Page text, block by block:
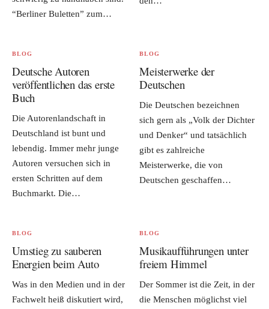
“Berliner Buletten” zum…
BLOG
Deutsche Autoren
veröffentlichen das erste
Buch
Die Autorenlandschaft in
Deutschland ist bunt und
lebendig. Immer mehr junge
Autoren versuchen sich in
ersten Schritten auf dem
Buchmarkt. Die…
BLOG
Meisterwerke der
Deutschen
Die Deutschen bezeichnen
sich gern als „Volk der Dichter
und Denker“ und tatsächlich
gibt es zahlreiche
Meisterwerke, die von
Deutschen geschaffen…
BLOG
Umstieg zu sauberen
Energien beim Auto
Was in den Medien und in der
Fachwelt heiß diskutiert wird,
BLOG
Musikaufführungen unter
freiem Himmel
Der Sommer ist die Zeit, in der
die Menschen möglichst viel